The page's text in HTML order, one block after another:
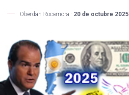
Oberdan Rocamora - 20 de octubre 2025